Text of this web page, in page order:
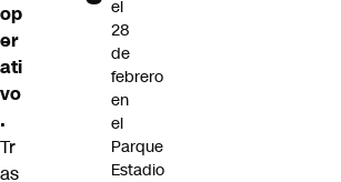
op
er
ati
vo
.
Tr
as
el
28
de
febrero
en
el
Parque
Estadio